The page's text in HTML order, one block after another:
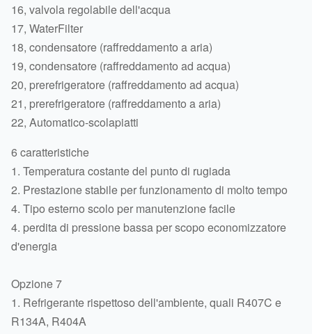
16, valvola regolabile dell'acqua
17, WaterFilter
18, condensatore (raffreddamento a aria)
19, condensatore (raffreddamento ad acqua)
20, prerefrigeratore (raffreddamento ad acqua)
21, prerefrigeratore (raffreddamento a aria)
22, Automatico-scolapiatti
6 caratteristiche
1. Temperatura costante del punto di rugiada
2. Prestazione stabile per funzionamento di molto tempo
4. Tipo esterno scolo per manutenzione facile
4. perdita di pressione bassa per scopo economizzatore
d'energia
Opzione 7
1. Refrigerante rispettoso dell'ambiente, quali R407C e
R134A, R404A